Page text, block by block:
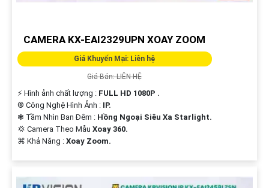
CAMERA KX-EAI2329UPN XOAY ZOOM
Giá Khuyến Mại: Liên hệ
Giá Bán: LIÊN HỆ
️⚡ Hình ảnh chất lượng : FULL HD 1080P .
®️ Công Nghệ Hình Ảnh : IP.
❃ Tầm Nhìn Ban Đêm : Hồng Ngoại Siêu Xa Starlight.
💢 Camera Theo Mẫu Xoay 360.
️⌘ Khả Năng : Xoay Zoom.